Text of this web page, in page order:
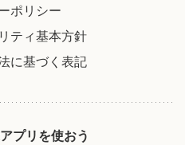
ポリシー
ティ基本方針
に基づく表記
プリを使おう